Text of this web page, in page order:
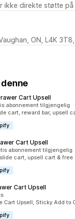
ikke direkte støtte
ON, L4K
Cart Upsell
abonnement tilgjengelig
cart, reward bar, upsell
Cart Upsell
abonnement tilgjengelig
cart, upsell cart & free
Cart Upsell
Cart Upsell, Sticky Add to